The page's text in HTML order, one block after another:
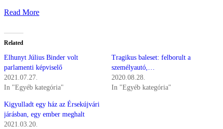
Read More
Related
Elhunyt Július Binder volt
parlamenti képviselő
2021.07.27.
In "Egyéb kategória"
Tragikus baleset: felborult a
személyautó,…
2020.08.28.
In "Egyéb kategória"
Kigyulladt egy ház az Érsekújvári
járásban, egy ember meghalt
2021.03.20.